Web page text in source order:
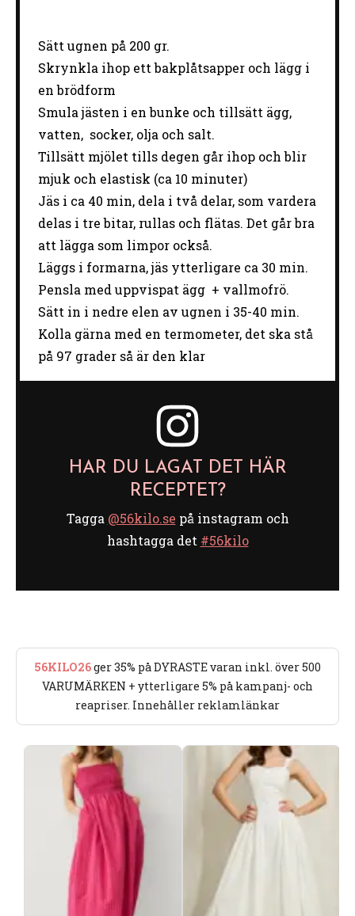
Sätt ugnen på 200 gr.
Skrynkla ihop ett bakplåtsapper och lägg i
en brödform
Smula jästen i en bunke och tillsätt ägg,
vatten, socker, olja och salt.
Tillsätt mjölet tills degen går ihop och blir
mjuk och elastisk (ca 10 minuter)
Jäs i ca 40 min, dela i två delar, som vardera
delas i tre bitar, rullas och flätas. Det går bra
att lägga som limpor också.
Läggs i formarna, jäs ytterligare ca 30 min.
Pensla med uppvispat ägg + vallmofrö.
Sätt in i nedre elen av ugnen i 35-40 min.
Kolla gärna med en termometer, det ska stå
på 97 grader så är den klar
HAR DU LAGAT DET HÄR
RECEPTET?
Tagga @56kilo.se på instagram och
hashtagga det #56kilo
56KILO26ger 35% på DYRASTE varan inkl. över 500
VARUMÄRKEN + ytterligare 5% på kampanj- och
reapriser. Innehåller reklamlänkar